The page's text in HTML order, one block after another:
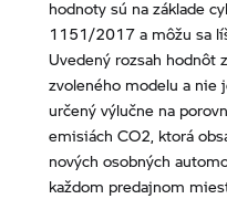
hodnoty sú na základe
1151/2017 a môžu sa
Uvedený rozsah hodnôt
zvoleného modelu a nie
určený výlučne na
emisiách CO2, ktorá
nových osobných
každom predajnom